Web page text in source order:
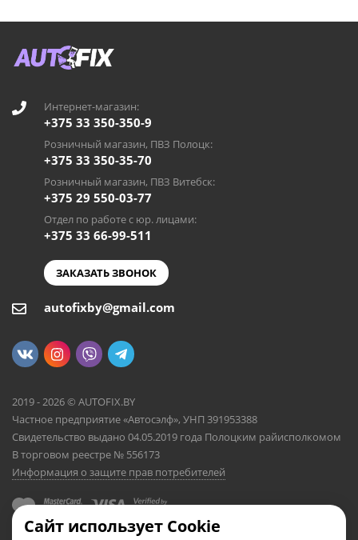
Интернет-магазин:
+375 33 350-350-9
Розничный магазин, ПВЗ Полоцк:
+375 33 350-35-70
Розничный магазин, ПВЗ Витебск:
+375 29 550-03-77
Отдел по работе с юр. лицами:
+375 33 66-99-511
ЗАКАЗАТЬ ЗВОНОК
autofixby@gmail.com
2019 - 2026 © AUTOFIX.BY
Частное предприятие «Автосэлф», УНП 391953388
Свидетельство выдано 04.05.2019 года Полоцким райисполкомом
В торговом реестре № 556173
Информация о защите прав потребителей
Сайт использует Cookie